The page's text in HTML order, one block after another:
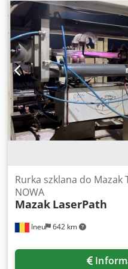
Ineu 642 km
Rurka szklana do Mazak
NOWA
Mazak LaserPath